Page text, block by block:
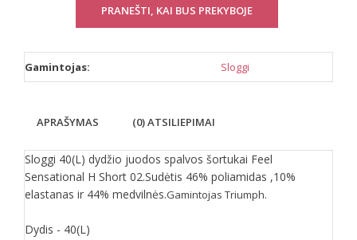
PRANEŠTI, KAI BUS PREKYBOJE
Gamintojas: Sloggi
APRAŠYMAS (0) ATSILIEPIMAI
Sloggi 40(L) dydžio juodos spalvos šortukai Feel
Sensational H Short 02.Sudėtis 46% poliamidas ,10%
elastanas ir 44% medvilnės.Gamintojas Triumph.
Dydis - 40(L)